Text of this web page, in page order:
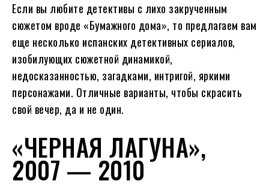
Если вы любите детективы с лихо закрученным
сюжетом вроде «Бумажного дома», то предлагаем вам
еще несколько испанских детективных сериалов,
изобилующих сюжетной динамикой,
недосказанностью, загадками, интригой, яркими
персонажами. Отличные варианты, чтобы скрасить
свой вечер, да и не один.
«ЧЕРНАЯ ЛАГУНА»,
2007 — 2010